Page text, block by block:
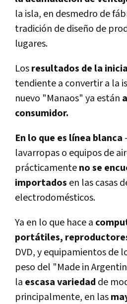
la isla, en desmedro de
tradición de diseño de
lugares.
Losresultados de la
tendiente a convertir a la
nuevo "Manaos" ya están
consumidor.
En lo que es línea blanca
lavarropas o equipos de
prácticamenteno se
importados en las casas
electrodomésticos.
Ya en lo que hace a
portátiles,
DVD, y equipamientos de
peso del "Made in
la escasa variedad de
principalmente, en las